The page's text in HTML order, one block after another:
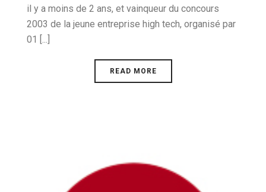
il y a moins de 2 ans, et vainqueur du concours
2003 de la jeune entreprise high tech, organisé par
01 [...]
READ MORE